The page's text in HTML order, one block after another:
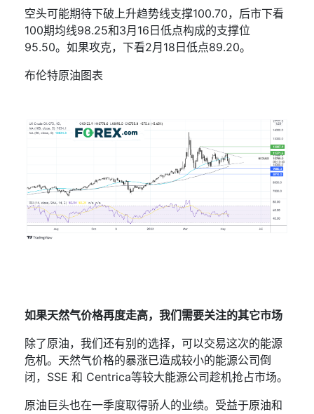
空头可能期待下破上升趋势线支撑100.70，后市下看
100期均线98.25和3月 16 日低点构成的支撑位
95.50。如果攻克，下看2月 18 日低点89.20。
布伦特原油图表
如果天然气价格再度走高，我们需要关注的其它市场
除了原油，我们还有别的选择，可以交易这次的能源
危机。天然气价格的暴涨已造成较小的能源公司倒
闭， SSE 和 Centrica等较大能源公司趁机抢占市场。
原油巨头也在一季度取得骄人的业绩。受益于原油和